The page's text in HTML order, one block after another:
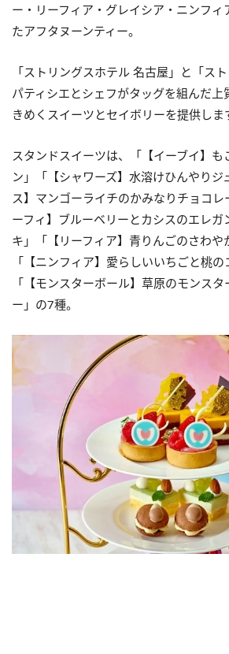
ー・リーフィア・グレイシア・ニンフィ
たアフタヌーンティー。
「ストリングスホテル 名古屋」と「ス
パティシエとシェフがタッグを組んだ上
きめくスイーツとセイボリーを提供しま
スタンドスイーツは、「【イーブイ】も
ン」「【シャワーズ】水溶けひんやりジ
ス】マンゴーライチのかみなりチョコ
ーフィ】ブルーベリーとカシスのエレガ
キ」「【リーフィア】青りんごのさわや
「【ニンフィア】愛らしいいちごと桃の
「【モンスターボール】草原のモンス
ー」の7種。